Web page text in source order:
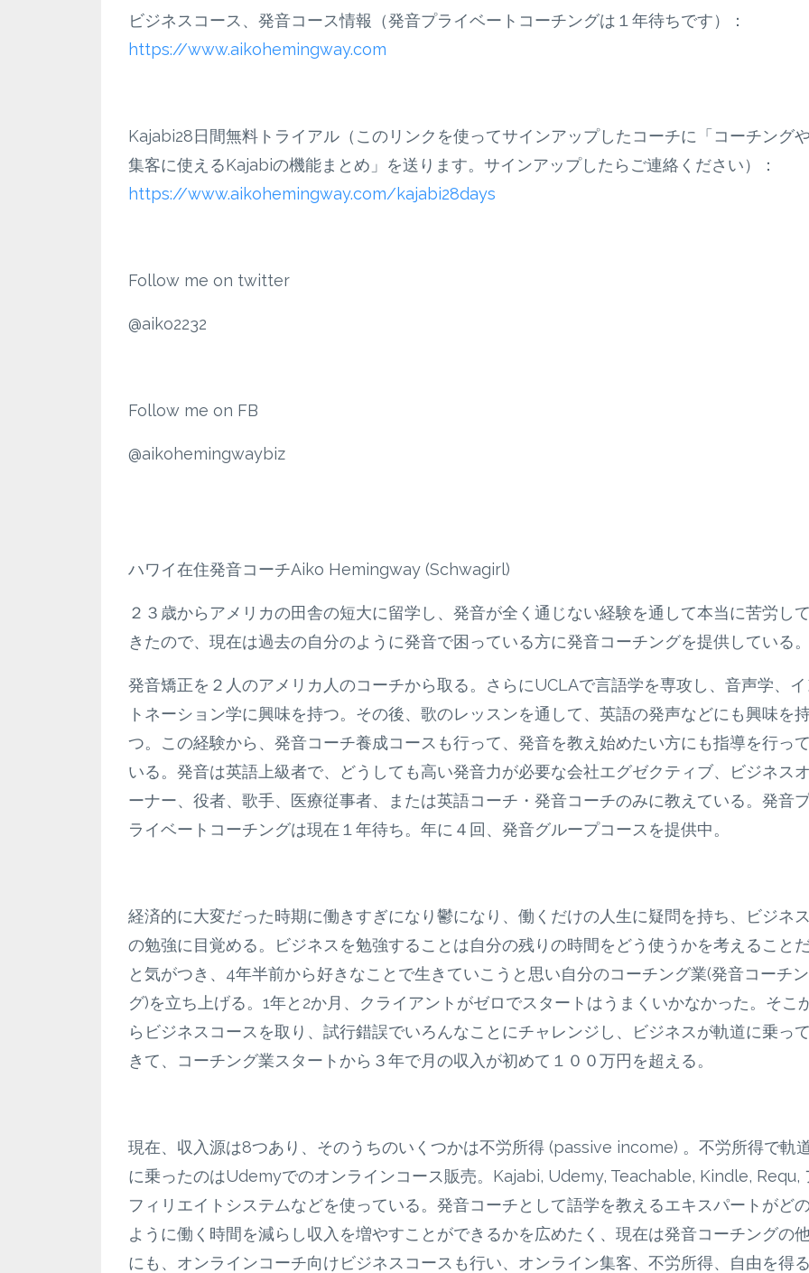
ビジネスコース、発音コース情報（発音プライベートコーチングは１年待ちです）：
https://www.aikohemingway.com
Kajabi28日間無料トライアル（このリンクを使ってサインアップしたコーチに「コーチング
集客に使えるKajabiの機能まとめ」を送ります。サインアップしたらご連絡ください）：
https://www.aikohemingway.com/kajabi28days
Follow me on twitter
@aiko2232
Follow me on FB
@aikohemingwaybiz
ハワイ在住発音コーチAiko Hemingway (Schwagirl)
２３歳からアメリカの田舎の短大に留学し、発音が全く通じない経験を通して本当に苦労し
きたので、現在は過去の自分のように発音で困っている方に発音コーチングを提供している
発音矯正を２人のアメリカ人のコーチから取る。さらにUCLAで言語学を専攻し、音声学、
トネーション学に興味を持つ。その後、歌のレッスンを通して、英語の発声などにも興味を
つ。この経験から、発音コーチ養成コースも行って、発音を教え始めたい方にも指導を行っ
いる。発音は英語上級者で、どうしても高い発音力が必要な会社エグゼクティブ、ビジネス
ーナー、役者、歌手、医療従事者、または英語コーチ・発音コーチのみに教えている。発音
ライベートコーチングは現在１年待ち。年に４回、発音グループコースを提供中。
経済的に大変だった時期に働きすぎになり鬱になり、働くだけの人生に疑問を持ち、ビジネ
の勉強に目覚める。ビジネスを勉強することは自分の残りの時間をどう使うかを考えること
と気がつき、4年半前から好きなことで生きていこうと思い自分のコーチング業(発音コーチン
グ)を立ち上げる。1年と2か月、クライアントがゼロでスタートはうまくいかなかった。そこ
らビジネスコースを取り、試行錯誤でいろんなことにチャレンジし、ビジネスが軌道に乗っ
きて、コーチング業スタートから３年で月の収入が初めて１００万円を超える。
現在、収入源は8つあり、そのうちのいくつかは不労所得 (passive income) 。不労所得で軌
に乗ったのはUdemyでのオンラインコース販売。Kajabi, Udemy, Teachable, Kindle, Requ,
フィリエイトシステムなどを使っている。発音コーチとして語学を教えるエキスパートがど
ように働く時間を減らし収入を増やすことができるかを広めたく、現在は発音コーチングの
にも、オンラインコーチ向けビジネスコースも行い、オンライン集客、不労所得、自由を得